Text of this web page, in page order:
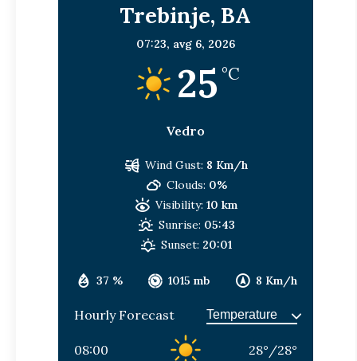
Trebinje, BA
07:23, avg 6, 2026
25 °C
Vedro
37 % 1015 mb 8 Km/h
Wind Gust: 8 Km/h
Clouds: 0%
Visibility: 10 km
Sunrise: 05:43
Sunset: 20:01
Hourly Forecast
08:00 28° /28°